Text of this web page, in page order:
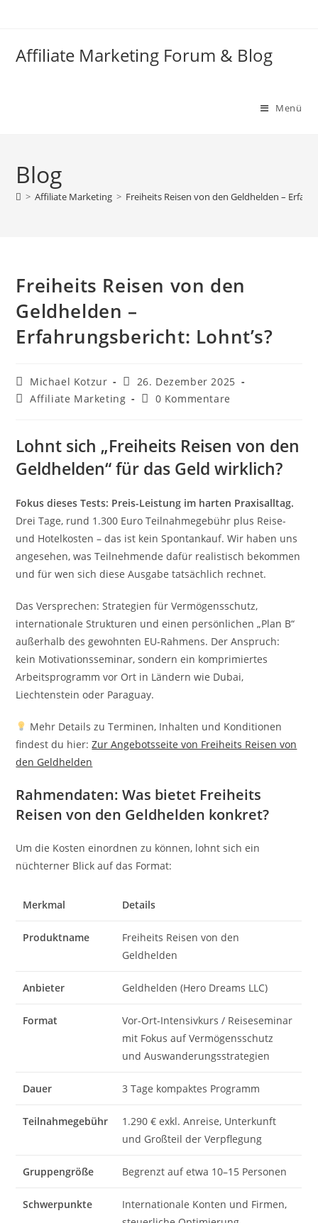
Affiliate Marketing Forum & Blog
Menü
Blog
> Affiliate Marketing > Freiheits Reisen von den Geldhelden –
Freiheits Reisen von den
Geldhelden –
Erfahrungsbericht: Lohnt’s?
Beitrags-
Autor:
Michael Kotzur
Beitrag
veröffentlicht:
26. Dezember 2025
Beitrags-
Affiliate Marketing
Beitrags-
0 Kommentare
Lohnt sich „Freiheits Reisen von den
Geldhelden“ für das Geld wirklich?
Fokus dieses Tests: Preis-Leistung im harten Praxisalltag.
Drei Tage, rund 1.300 Euro Teilnahmegebühr plus Reise-
und Hotelkosten – das ist kein Spontankauf. Wir haben uns
angesehen, was Teilnehmende dafür realistisch bekommen
und für wen sich diese Ausgabe tatsächlich rechnet.
Das Versprechen: Strategien für Vermögensschutz,
internationale Strukturen und einen persönlichen „Plan B“
außerhalb des gewohnten EU-Rahmens. Der Anspruch:
kein Motivationsseminar, sondern ein komprimiertes
Arbeitsprogramm vor Ort in Ländern wie Dubai,
Liechtenstein oder Paraguay.
Mehr Details zu Terminen, Inhalten und Konditionen
findest du hier:Zur Angebotsseite von Freiheits Reisen von
den Geldhelden
Rahmendaten: Was bietet Freiheits
Reisen von den Geldhelden konkret?
Um die Kosten einordnen zu können, lohnt sich ein
nüchterner Blick auf das Format:
Merkmal Details
Produktname
Freiheits Reisen von den
Geldhelden
Anbieter Geldhelden (Hero Dreams LLC)
Format
Vor-Ort-Intensivkurs / Reiseseminar
mit Fokus auf Vermögensschutz
und Auswanderungsstrategien
Dauer 3 Tage kompaktes Programm
Teilnahmegebühr
1.290 € exkl. Anreise, Unterkunft
und Großteil der Verpflegung
Gruppengröße Begrenzt auf etwa 10–15 Personen
Schwerpunkte
Internationale Konten und Firmen,